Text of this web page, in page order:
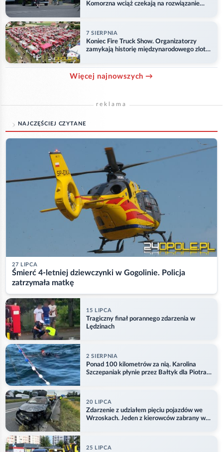
Komorzna wciąż czekają na rozwiązanie
7 SIERPNIA
Koniec Fire Truck Show. Organizatorzy
zamykają historię międzynarodowego zlotu
Więcej najnowszych →
reklama
NAJCZĘŚCIEJ CZYTANE
27 LIPCA
Śmierć 4-letniej dziewczynki w Gogolinie. Policja
zatrzymała matkę
15 LIPCA
Tragiczny finał porannego zdarzenia w
Lędzinach
2 SIERPNIA
Ponad 100 kilometrów za nią. Karolina
Szczepaniak płynie przez Bałtyk dla Piotra.
20 LIPCA
Zdarzenie z udziałem pięciu pojazdów we
Wrzoskach. Jeden z kierowców zabrany w
25 LIPCA